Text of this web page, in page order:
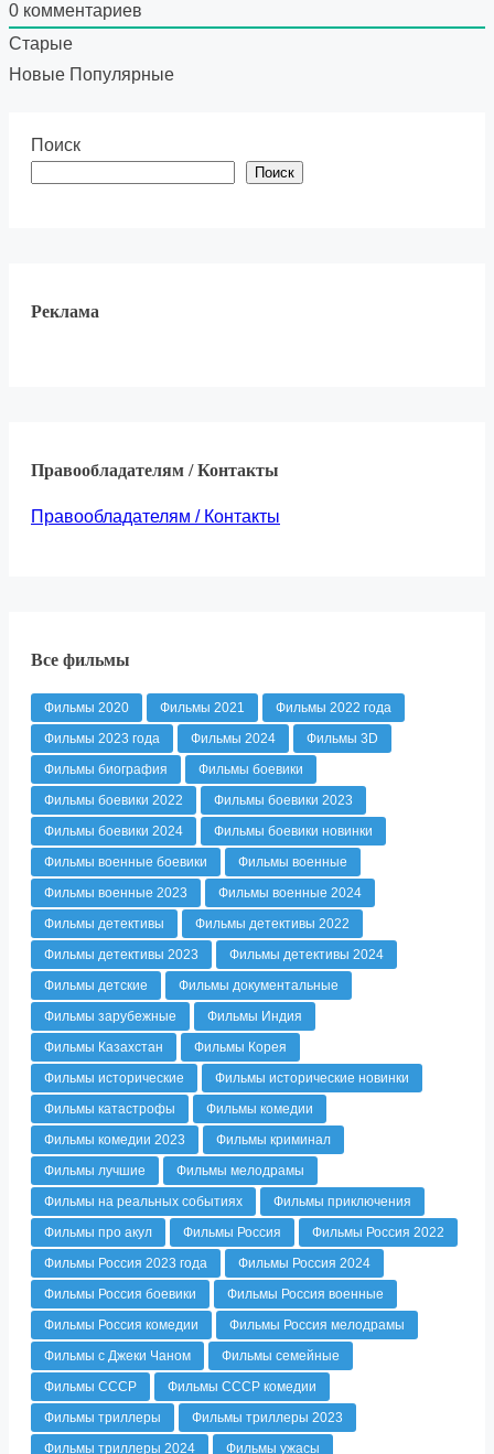
0 комментариев
Старые
Новые Популярные
Поиск
Поиск
Реклама
Правообладателям / Контакты
Правообладателям / Контакты
Все фильмы
Фильмы 2020 Фильмы 2021
Фильмы 2022 года
Фильмы 2023 года
Фильмы 2024
Фильмы 3D
Фильмы биография
Фильмы боевики
Фильмы боевики 2022
Фильмы боевики 2023
Фильмы боевики 2024
Фильмы боевики новинки
Фильмы военные боевики
Фильмы военные
Фильмы военные 2023
Фильмы военные 2024
Фильмы детективы
Фильмы детективы 2022
Фильмы детективы 2023
Фильмы детективы 2024
Фильмы детские
Фильмы документальные
Фильмы зарубежные
Фильмы Индия
Фильмы Казахстан
Фильмы Корея
Фильмы исторические
Фильмы исторические новинки
Фильмы катастрофы
Фильмы комедии
Фильмы комедии 2023
Фильмы криминал
Фильмы лучшие
Фильмы мелодрамы
Фильмы на реальных событиях
Фильмы приключения
Фильмы про акул
Фильмы Россия
Фильмы Россия 2022
Фильмы Россия 2023 года
Фильмы Россия 2024
Фильмы Россия боевики
Фильмы Россия военные
Фильмы Россия комедии
Фильмы Россия мелодрамы
Фильмы с Джеки Чаном
Фильмы семейные
Фильмы СССР
Фильмы СССР комедии
Фильмы триллеры
Фильмы триллеры 2023
Фильмы триллеры 2024
Фильмы ужасы